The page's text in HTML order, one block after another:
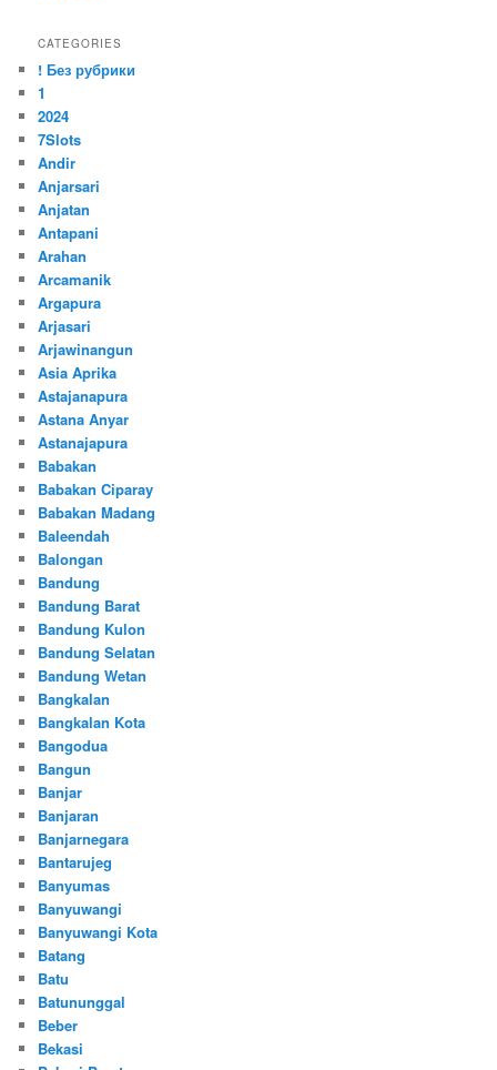
CATEGORIES
! Без рубрики
1
2024
7Slots
Andir
Anjarsari
Anjatan
Antapani
Arahan
Arcamanik
Argapura
Arjasari
Arjawinangun
Asia Aprika
Astajanapura
Astana Anyar
Astanajapura
Babakan
Babakan Ciparay
Babakan Madang
Baleendah
Balongan
Bandung
Bandung Barat
Bandung Kulon
Bandung Selatan
Bandung Wetan
Bangkalan
Bangkalan Kota
Bangodua
Bangun
Banjar
Banjaran
Banjarnegara
Bantarujeg
Banyumas
Banyuwangi
Banyuwangi Kota
Batang
Batu
Batununggal
Beber
Bekasi